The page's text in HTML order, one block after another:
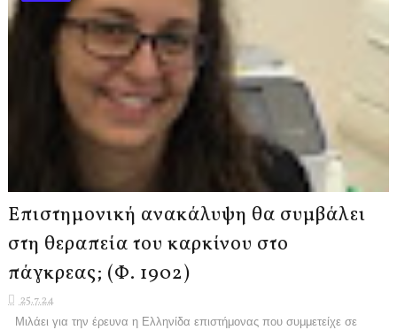
Επιστημονική ανακάλυψη θα συμβάλει
στη θεραπεία του καρκίνου στο
πάγκρεας; (Φ. 1902)
25.7.24
Μιλάει για την έρευνα η Ελληνίδα επιστήμονας που συμμετείχε σε